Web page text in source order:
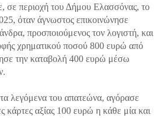
σε περιοχή του Δήμου Ελασσόνας, το
όταν άγνωστος επικοινώνησε
προσποιούμενος τον λογιστή, και
χρηματικού ποσού 800 ευρώ από
την καταβολή 400 ευρώ μέσω
λεγόμενα του απατεώνα, αγόρασε
κάρτες αξίας 100 ευρώ η κάθε μία και